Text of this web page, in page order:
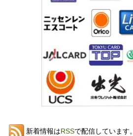
新着情報はRSSで配信しています。